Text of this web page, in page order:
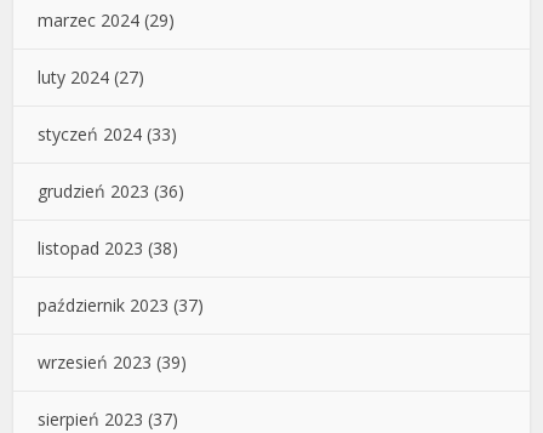
marzec 2024 (29)
luty 2024 (27)
styczeń 2024 (33)
grudzień 2023 (36)
listopad 2023 (38)
październik 2023 (37)
wrzesień 2023 (39)
sierpień 2023 (37)